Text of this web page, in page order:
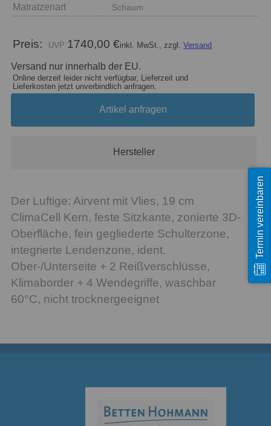
Matratzenart Schaum
Preis: 1740,00 €inkl. MwSt., zzgl. Versand
Versand nur innerhalb der EU.
Online derzeit leider nicht verfügbar, Lieferzeit und
Lieferkosten jetzt unverbindlich anfragen.
Artikel anfragen
Hersteller
Der Luftige: Airvent mit Vlies, 19 cm
ClimaCell Kern, feste Sitzkante, zonierte 3D-
Oberfläche, fein gegliederte Schulterzone,
integrierte Lendenzone, ident.
Ober-/Unterseite + 2 Reißverschlüsse,
Klimaborder + 4 Wendegriffe, waschbar
60°C, nicht trocknergeeignet
Termin vereinbaren